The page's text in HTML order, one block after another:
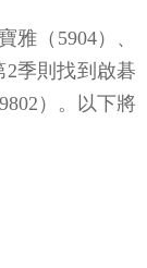
雅（5904）、
2季則找到啟碁
）。以下將